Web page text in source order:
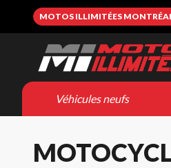
MOTOS ILLIMITÉES
Véhicules neufs